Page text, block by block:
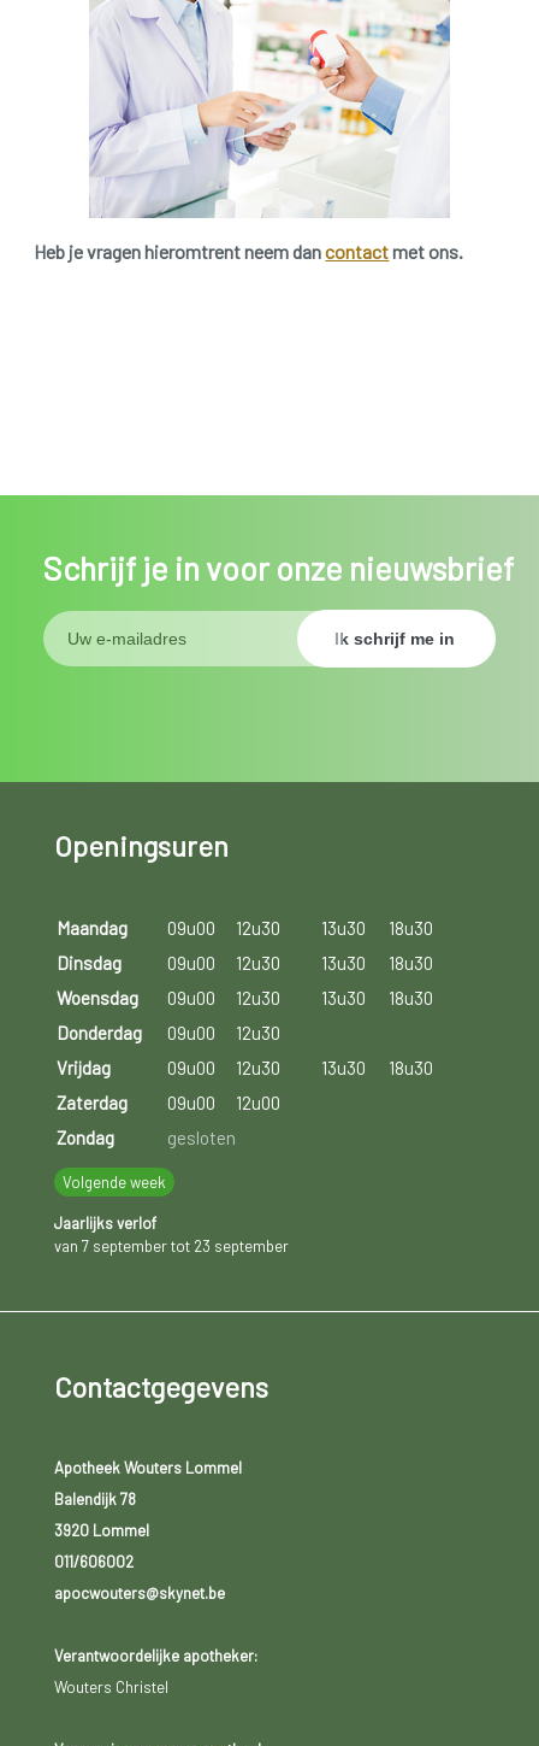
Heb je vragen hieromtrent neem dancontactmet ons.
Schrijf je in voor onze nieuwsbrief
Openingsuren
Maandag 09u00 12u30 13u30
18u30
Dinsdag
09u00 12u30 13u30
18u30
Woensdag
09u00 12u30 13u30
18u30
Donderdag
09u00
12u30
Vrijdag
09u00 12u30 13u30
18u30
Zaterdag
09u00
12u00
Zondag
gesloten
Volgende week
Jaarlijks verlof
van 7 september tot 23 september
Contactgegevens
Apotheek Wouters Lommel
Balendijk 78
3920 Lommel
011/606002
apocwouters@skynet.be
Verantwoordelijke apotheker:
Wouters Christel